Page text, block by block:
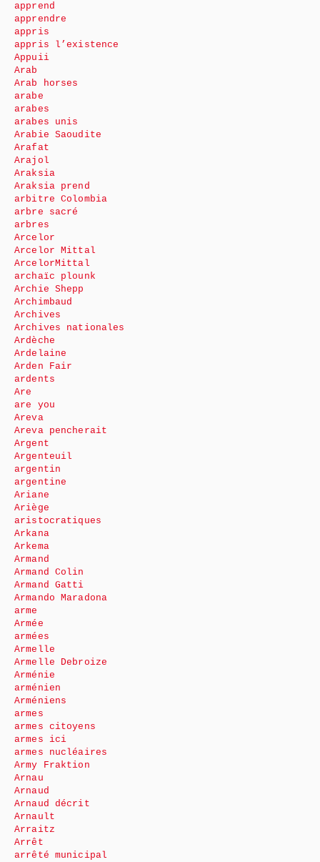
apprend
apprendre
appris
appris l’existence
Appuii
Arab
Arab horses
arabe
arabes
arabes unis
Arabie Saoudite
Arafat
Arajol
Araksia
Araksia prend
arbitre Colombia
arbre sacré
arbres
Arcelor
Arcelor Mittal
ArcelorMittal
archaïc plounk
Archie Shepp
Archimbaud
Archives
Archives nationales
Ardèche
Ardelaine
Arden Fair
ardents
Are
are you
Areva
Areva pencherait
Argent
Argenteuil
argentin
argentine
Ariane
Ariège
aristocratiques
Arkana
Arkema
Armand
Armand Colin
Armand Gatti
Armando Maradona
arme
Armée
armées
Armelle
Armelle Debroize
Arménie
arménien
Arméniens
armes
armes citoyens
armes ici
armes nucléaires
Army Fraktion
Arnau
Arnaud
Arnaud décrit
Arnault
Arraitz
Arrêt
arrêté municipal